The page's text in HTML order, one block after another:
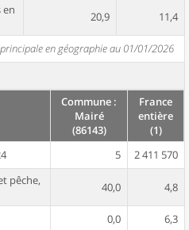
en
20,9 11,4
en géographie au 01/01/2026
Commune :
Mairé
(86143)
France
entière
(1)
5
2 411 570
pêche,
40,0 4,8
0,0
6,3